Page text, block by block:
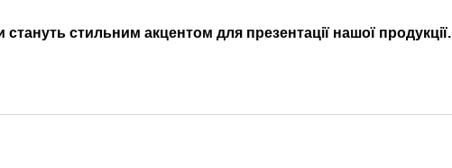
стануть стильним акцентом для презентації нашої продукції.